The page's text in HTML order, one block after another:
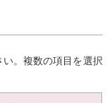
。複数の項目を選択